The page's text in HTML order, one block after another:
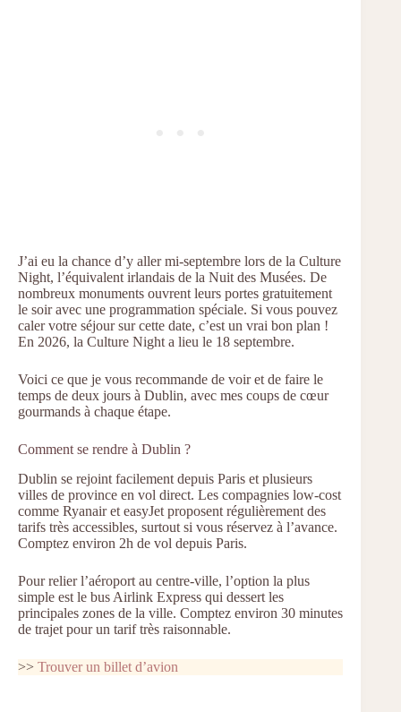
J’ai eu la chance d’y aller mi-septembre lors de la Culture
Night, l’équivalent irlandais de la Nuit des Musées. De
nombreux monuments ouvrent leurs portes gratuitement
le soir avec une programmation spéciale. Si vous pouvez
caler votre séjour sur cette date, c’est un vrai bon plan !
En 2026, la Culture Night a lieu le 18 septembre.
Voici ce que je vous recommande de voir et de faire le
temps de deux jours à Dublin, avec mes coups de cœur
gourmands à chaque étape.
Comment se rendre à Dublin ?
Dublin se rejoint facilement depuis Paris et plusieurs
villes de province en vol direct. Les compagnies low-cost
comme Ryanair et easyJet proposent régulièrement des
tarifs très accessibles, surtout si vous réservez à l’avance.
Comptez environ 2h de vol depuis Paris.
Pour relier l’aéroport au centre-ville, l’option la plus
simple est le bus Airlink Express qui dessert les
principales zones de la ville. Comptez environ 30 minutes
de trajet pour un tarif très raisonnable.
>> Trouver un billet d’avion